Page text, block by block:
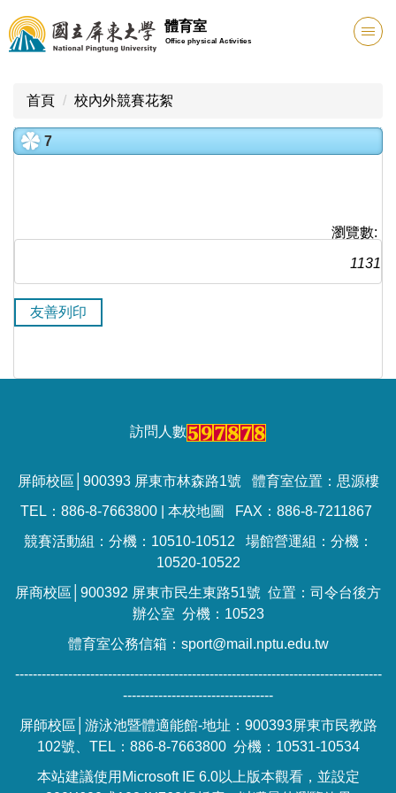
跳
到
主
區
體育室
Office physical Activities
首頁 校內外競賽花絮
7
瀏覽數:
1131
友善列印
訪問人數
屏師校區│900393 屏東市林森路1號 體育室位置：思源樓
TEL：886-8-7663800 | 本校地圖
FAX：886-8-7211867
競賽活動組：分機：10510-10512 場館營運組：分機：
10520-10522
屏商校區│900392 屏東市民生東路51號 位置：司令台後方
辦公室 分機：10523
體育室公務信箱：sport@mail.nptu.edu.tw
-----------------------------------------------------------------------------------
----------------------------------
屏師校區│游泳池暨體適能館-地址：900393屏東市民教路
102號、TEL：886-8-7663800 分機：10531-10534
本站建議使用Microsoft IE 6.0以上版本觀看，並設定